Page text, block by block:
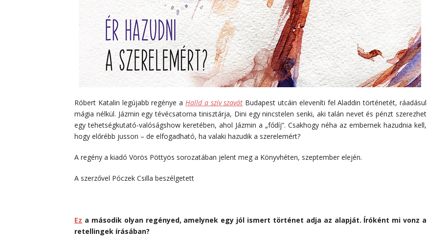
Róbert Katalin legújabb regénye a Halld a szív szavát Budapest utcáin eleveníti fel Aladdin történetét, ráadásul
mágia nélkül. Jázmin egy tévécsatorna tinisztárja, Dini egy nincstelen senki, aki talán nevet és pénzt szerezhet
egy tehetségkutató-valóságshow keretében, ahol Jázmin a „fődíj”. Csakhogy néha az embernek hazudnia kell,
hogy előrébb jusson – de elfogadható, ha valaki hazudik a szerelemért?
A regény a kiadó Vörös Pöttyös sorozatában jelent meg a Könyvhéten, szeptember elején.
A szerzővel Póczek Csilla beszélgetett
Ez a második olyan regényed, amelynek egy jól ismert történet adja az alapját. Íróként mi vonz a
retellingek írásában?